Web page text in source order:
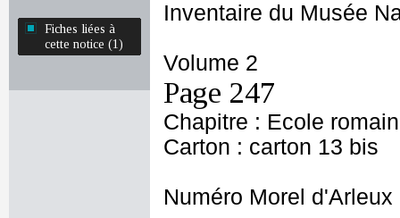
Fiches liées à
cette notice (1)
Inventaire du Musée
Volume 2
Page 247
Chapitre : Ecole
Carton : carton 13 bis
Numéro Morel d'Arleux